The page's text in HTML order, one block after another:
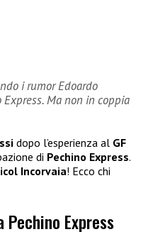
i rumor Edoardo
Express. Ma non in coppia
dopo l’esperienza al GF
di Pechino Express.
Incorvaia! Ecco chi
Pechino Express